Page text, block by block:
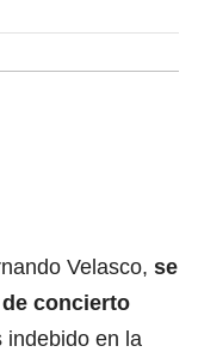
Velasco, se
concierto
indebido en la